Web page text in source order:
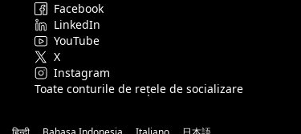
Facebook
LinkedIn
YouTube
X
Instagram
Toate conturile de rețele de socializare